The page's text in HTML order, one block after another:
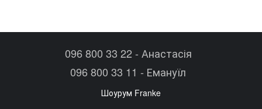
096 800 33 22 - Анастасія
096 800 33 11 - Емануїл
Шоурум Franke